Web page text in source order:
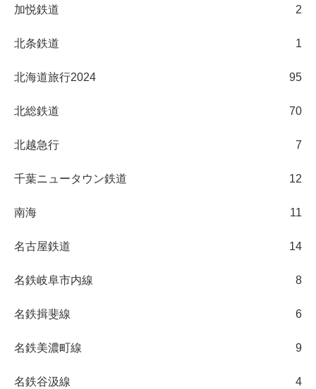
加悦鉄道 2
北条鉄道 1
北海道旅行2024 95
北総鉄道 70
北越急行 7
千葉ニュータウン鉄道 12
南海 11
名古屋鉄道 14
名鉄岐阜市内線 8
名鉄揖斐線 6
名鉄美濃町線 9
名鉄谷汲線 4